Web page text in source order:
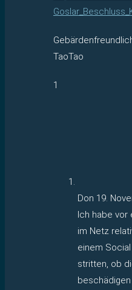
TaoTao
1
Don 19.
Ich habe vor
im Netz
einem
stritten, ob